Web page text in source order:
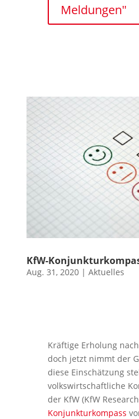
Meldungen"
KfW-
Aug. 31, 2020| Aktuelles
Kräftige Erholung
doch jetzt nimmt der
diese Einschätzung
volkswirtschaftliche
der KfW (KfW
Konjunkturkompass